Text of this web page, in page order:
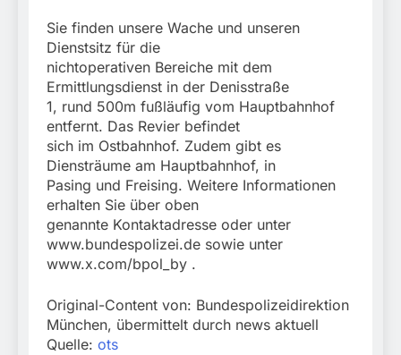
Sie finden unsere Wache und unseren
Dienstsitz für die
nichtoperativen Bereiche mit dem
Ermittlungsdienst in der Denisstraße
1, rund 500m fußläufig vom Hauptbahnhof
entfernt. Das Revier befindet
sich im Ostbahnhof. Zudem gibt es
Diensträume am Hauptbahnhof, in
Pasing und Freising. Weitere Informationen
erhalten Sie über oben
genannte Kontaktadresse oder unter
www.bundespolizei.de sowie unter
www.x.com/bpol_by .
Original-Content von: Bundespolizeidirektion
München, übermittelt durch news aktuell
Quelle: ots